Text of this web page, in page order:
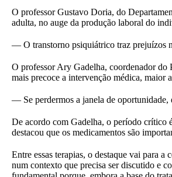
O professor Gustavo Doria, do
adulta, no auge da produção laboral do
— O transtorno psiquiátrico traz prejuízos
O professor Ary Gadelha, coordenador do
mais precoce a intervenção médica, maior
— Se perdermos a janela de
De acordo com Gadelha, o período crítico
destacou que os medicamentos são
Entre essas terapias, o destaque vai para
num contexto que precisa ser discutido e